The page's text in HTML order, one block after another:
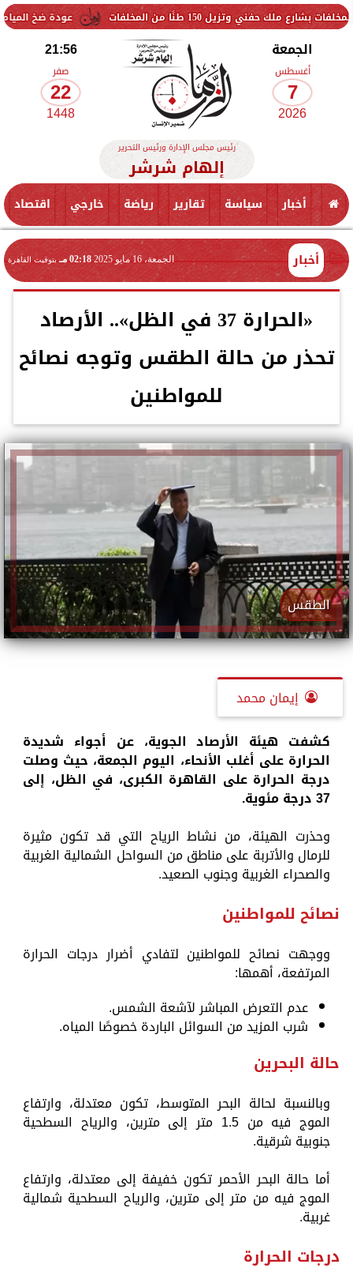
عودة ضخ المياه تدريجيًا لمناطق طنًا من المخلفات
الجمعة
أغسطس
7
2026
21:56
صفر
22
1448
رئيس مجلس الإدارة ورئيس التحرير
إلهام شرشر
أخبار سياسة تقارير رياضة خارجي اقتصاد
أخبار الجمعة، 16 مايو 2025 02:18 مـ بتوقيت القاهرة
«الحرارة 37 في الظل».. الأرصاد
تحذر من حالة الطقس وتوجه نصائح
للمواطنين
الطقس
إيمان محمد
كشفت هيئة الأرصاد الجوية، عن أجواء شديدة
الحرارة على أغلب الأنحاء، اليوم الجمعة، حيث وصلت
درجة الحرارة على القاهرة الكبرى، في الظل، إلى
37 درجة مئوية.
وحذرت الهيئة، من نشاط الرياح التي قد تكون مثيرة
للرمال والأتربة على مناطق من السواحل الشمالية الغربية
والصحراء الغربية وجنوب الصعيد.
نصائح للمواطنين
ووجهت نصائح للمواطنين لتفادي أضرار درجات الحرارة
المرتفعة، أهمها:
عدم التعرض المباشر لآشعة الشمس.
شرب المزيد من السوائل الباردة خصوصًا المياه.
حالة البحرين
وبالنسبة لحالة البحر المتوسط، تكون معتدلة، وارتفاع
الموج فيه من 1.5 متر إلى مترين، والرياح السطحية
جنوبية شرقية.
أما حالة البحر الأحمر تكون خفيفة إلى معتدلة، وارتفاع
الموج فيه من متر إلى مترين، والرياح السطحية شمالية
غربية.
درجات الحرارة